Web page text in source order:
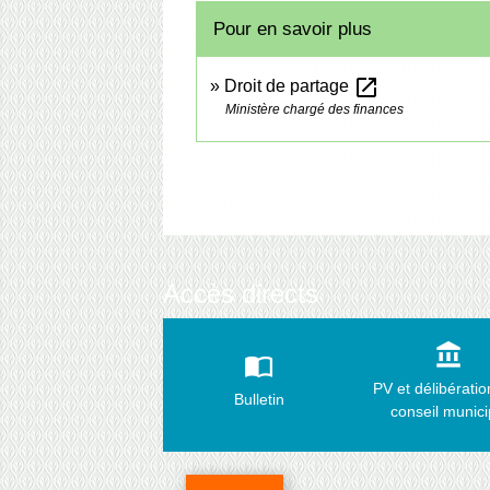
Pour en savoir plus
Droit de partage open_in_new
Ministère chargé des finances
Accès directs
import_contacts
Bulletin
account_balance
PV et
conseil